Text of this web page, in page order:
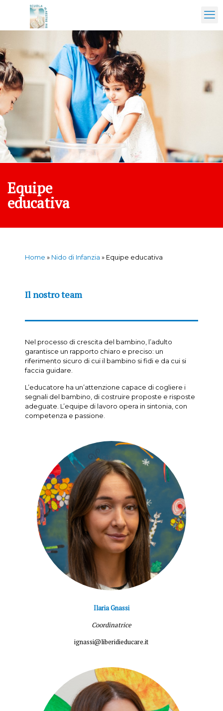
Equipe
educativa
Home » Nido di Infanzia » Equipe educativa
Il nostro team
Nel processo di crescita del bambino, l’adulto
garantisce un rapporto chiaro e preciso: un
riferimento sicuro di cui il bambino si fidi e da cui si
faccia guidare.
L’educatore ha un’attenzione capace di cogliere i
segnali del bambino, di costruire proposte e risposte
adeguate. L’equipe di lavoro opera in sintonia, con
competenza e passione.
Ilaria Gnassi
Coordinatrice
ignassi@liberidieducare.it